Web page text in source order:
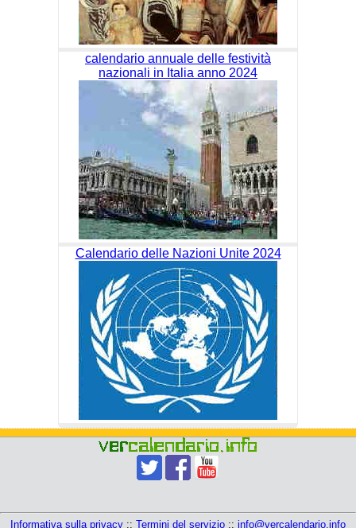
calendario annuale delle festività
nazionali in Italia anno 2024
Calendario delle Nazioni Unite 2024
Informativa sulla privacy :: Termini del servizio :: info@vercalendario.info